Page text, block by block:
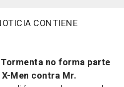
CONTIENE
Tormenta no forma parte
Men contra Mr.